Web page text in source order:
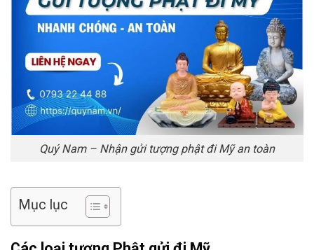
Quý Nam – Nhận gửi tượng phật đi Mỹ an toàn
Mục lục